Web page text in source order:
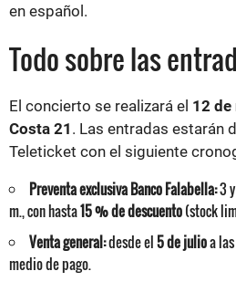
en español.
Todo sobre las
El concierto se realizará el 12
Costa 21 . Las entradas estarán
Teleticket con el siguiente
Preventa exclusiva Banco Falabella:3
m., con hasta15 % de descuento(stock
Venta general:desde el5 de julioa las
medio de pago.